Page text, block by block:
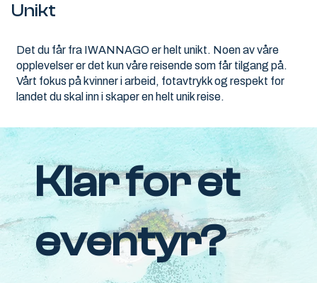
Unikt
Det du får fra IWANNAGO er helt unikt. Noen av våre
opplevelser er det kun våre reisende som får tilgang på.
Vårt fokus på kvinner i arbeid, fotavtrykk og respekt for
landet du skal inn i skaper en helt unik reise.
Klar for et
eventyr?